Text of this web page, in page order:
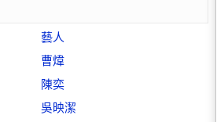
藝人
曹煒
陳奕
吳映潔